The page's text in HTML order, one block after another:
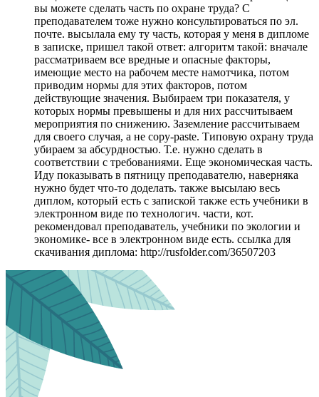
вы можете сделать часть по охране труда? С
преподавателем тоже нужно консультироваться по эл.
почте. высылала ему ту часть, которая у меня в дипломе
в записке, пришел такой ответ: алгоритм такой: вначале
рассматриваем все вредные и опасные факторы,
имеющие место на рабочем месте намотчика, потом
приводим нормы для этих факторов, потом
действующие значения. Выбираем три показателя, у
которых нормы превышены и для них рассчитываем
мероприятия по снижению. Заземление рассчитываем
для своего случая, а не copy-paste. Типовую охрану труда
убираем за абсурдностью. Т.е. нужно сделать в
соответствии с требованиями. Еще экономическая часть.
Иду показывать в пятницу преподавателю, наверняка
нужно будет что-то доделать. также высылаю весь
диплом, который есть с запиской также есть учебники в
электронном виде по технологич. части, кот.
рекомендовал преподаватель, учебники по экологии и
экономике- все в электронном виде есть. ссылка для
скачивания диплома: http://rusfolder.com/36507203